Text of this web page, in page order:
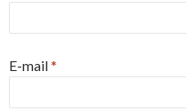
E-mail*